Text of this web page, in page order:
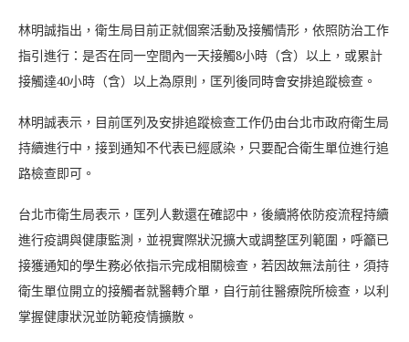
林明誠指出，衛生局目前正就個案活動及接觸情形，依照防治工作
指引進行：是否在同一空間內一天接觸8小時（含）以上，或累計
接觸達40小時（含）以上為原則，匡列後同時會安排追蹤檢查。
林明誠表示，目前匡列及安排追蹤檢查工作仍由台北市政府衛生局
持續進行中，接到通知不代表已經感染，只要配合衛生單位進行追
路檢查即可。
台北市衛生局表示，匡列人數還在確認中，後續將依防疫流程持續
進行疫調與健康監測，並視實際狀況擴大或調整匡列範圍，呼籲已
接獲通知的學生務必依指示完成相關檢查，若因故無法前往，須持
衛生單位開立的接觸者就醫轉介單，自行前往醫療院所檢查，以利
掌握健康狀況並防範疫情擴散。